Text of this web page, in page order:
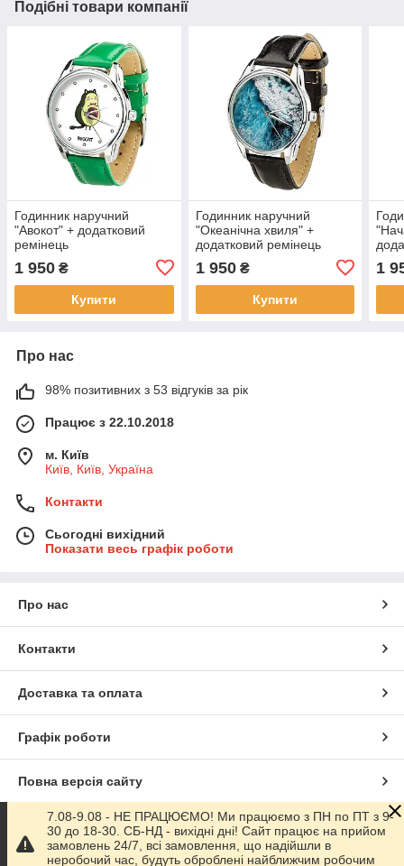
Подібні товари компанії
Годинник наручний
"Авокот" + додатковий
ремінець
1 950 ₴
Купити
Годинник наручний
"Океанічна хвиля" +
додатковий ремінець
1 950₴
Купити
1
Про нас
98% позитивних з 53 відгуків за рік
Працює з 22.10.2018
м. Київ
Київ, Київ, Україна
Контакти
Сьогодні вихідний
Показати весь графік роботи
Про нас
Контакти
Доставка та оплата
Графік роботи
Повна версія сайту
Сайт створено на маркетплейсіProm.ua
7.08-9.08 - НЕ ПРАЦЮЄМО! Ми працюємо з ПН по ПТ з 9-
30 до 18-30. СБ-НД - вихідні дні! Сайт працює на прийом
замовлень 24/7, всі замовлення, що надійшли в
неробочий час, будуть оброблені найближчим робочим